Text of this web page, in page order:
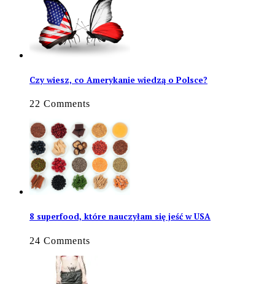
Czy wiesz, co Amerykanie wiedzą o Polsce?
22 Comments
8 superfood, które nauczyłam się jeść w USA
24 Comments